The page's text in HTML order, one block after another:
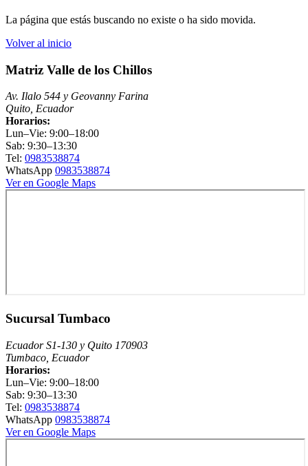
La página que estás buscando no existe o ha sido movida.
Volver al inicio
Matriz Valle de los Chillos
Av. Ilalo 544 y Geovanny Farina
Quito, Ecuador
Horarios:
Lun–Vie: 9:00–18:00
Sab: 9:30–13:30
Tel: 0983538874
WhatsApp 0983538874
Ver en Google Maps
Sucursal Tumbaco
Ecuador S1-130 y Quito 170903
Tumbaco, Ecuador
Horarios:
Lun–Vie: 9:00–18:00
Sab: 9:30–13:30
Tel: 0983538874
WhatsApp 0983538874
Ver en Google Maps